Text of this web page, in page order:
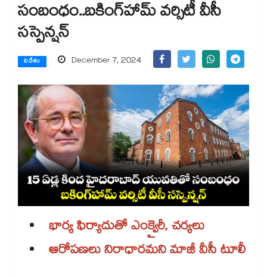
సంబంధం..బకింగ్​హామ్ వర్సిటీ వీసీ
సస్పెన్షన్​
విదేశం December 7, 2024
భార్య ఫిర్యాదుతో ఎంక్వైరీ, చర్యలు
ఆరోపణలు నిరాధారమని మాజీ వీసీ టూలీ